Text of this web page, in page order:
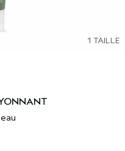
1 TAILLE